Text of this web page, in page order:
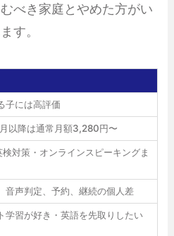
べき家庭とやめた方がい
す。
子には高評価
以降は通常月額3,280円〜
対策・オンラインスピーキングま
音声判定、予約、継続の個人差
学習が好き・英語を先取りしたい